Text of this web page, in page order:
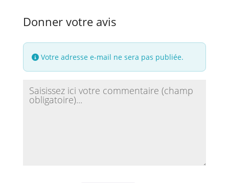
Donner votre avis
Votre adresse e-mail ne sera pas publiée.
Review text